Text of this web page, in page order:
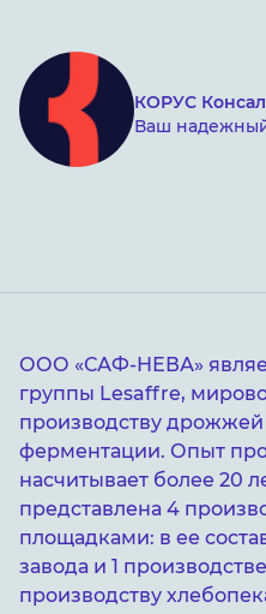
КОРУС
Ваш
ООО «САФ-НЕВА»
группы Lesaffre,
производству дрожжей
ферментации. Опыт
насчитывает более 20
представлена 4
площадками: в ее
завода и 1
производству